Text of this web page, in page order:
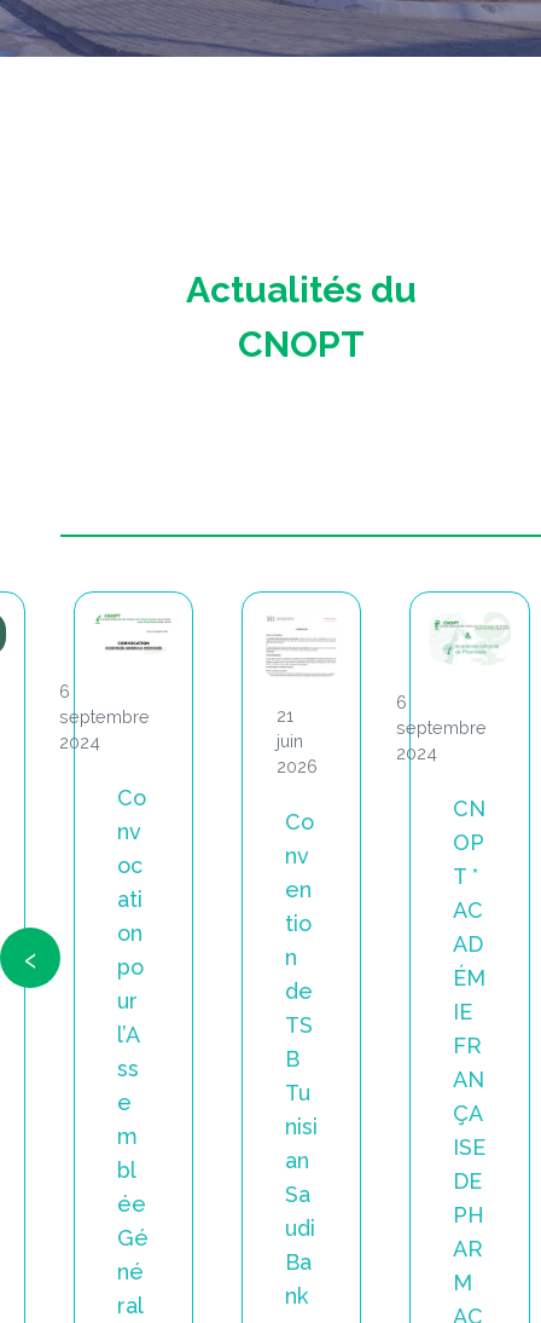
Actualités du
CNOPT
21
Co
nv
en
tio
n
de
TS
B
Tu
nisi
an
Sa
udi
Ba
nk
septembre
CN
AC
ÉM
IE
FR
AN
ÇA
DE
PH
AR
M
juillet
As
se
m
bl
ée
Gé
né
ral
e
Él
ec
tiv
e
du
Co
‹